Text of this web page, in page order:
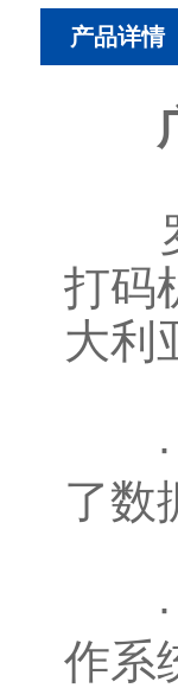
产品详情
罗
打码
大利
·
了数
·
作系